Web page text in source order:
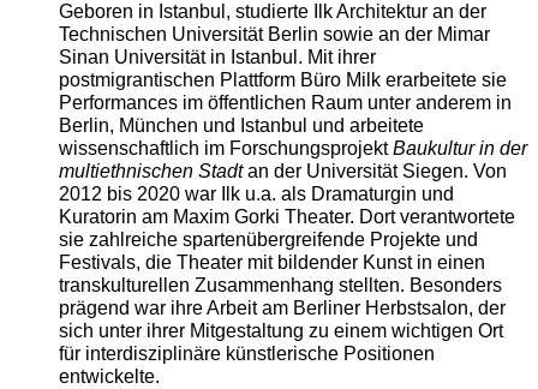
Geboren in Istanbul, studierte Ilk Architektur an der
Technischen Universität Berlin sowie an der Mimar
Sinan Universität in Istanbul. Mit ihrer
postmigrantischen Plattform Büro Milk erarbeitete sie
Performances im öffentlichen Raum unter anderem in
Berlin, München und Istanbul und arbeitete
wissenschaftlich im ForschungsprojektBaukultur in der
multiethnischen Stadtan der Universität Siegen. Von
2012 bis 2020 war Ilk u.a. als Dramaturgin und
Kuratorin am Maxim Gorki Theater. Dort verantwortete
sie zahlreiche spartenübergreifende Projekte und
Festivals, die Theater mit bildender Kunst in einen
transkulturellen Zusammenhang stellten. Besonders
prägend war ihre Arbeit am Berliner Herbstsalon, der
sich unter ihrer Mitgestaltung zu einem wichtigen Ort
für interdisziplinäre künstlerische Positionen
entwickelte.